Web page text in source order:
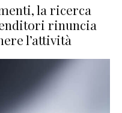
la ricerca
rinuncia
l’attività